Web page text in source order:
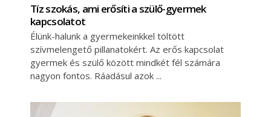
Tíz szokás, ami erősíti a szülő-gyermek
kapcsolatot
Élünk-halunk a gyermekeinkkel töltött
szívmelengető pillanatokért. Az erős kapcsolat
gyermek és szülő között mindkét fél számára
nagyon fontos. Ráadásul azok